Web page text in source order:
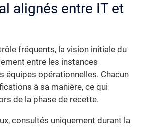
alignés entre IT et
fréquents, la vision initiale du
entre les instances
équipes opérationnelles. Chacun
à sa manière, ce qui
de la phase de recette.
consultés uniquement durant la